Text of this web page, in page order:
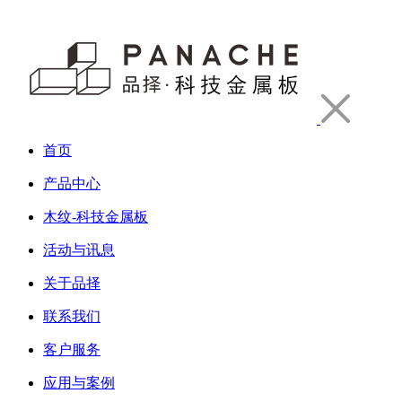
首页
产品中心
木纹-科技金属板
活动与讯息
关于品择
联系我们
客户服务
应用与案例